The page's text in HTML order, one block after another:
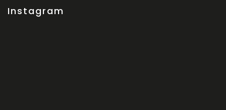
Instagram